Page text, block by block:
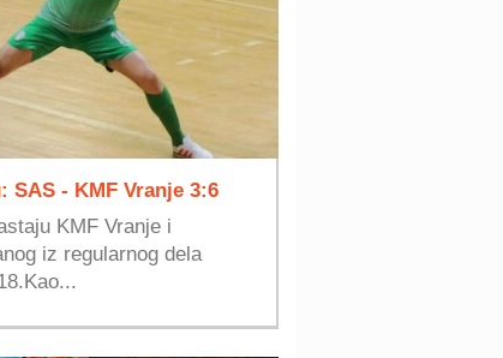
SAS - KMF Vranje 3:6
KMF Vranje i
iz regularnog dela